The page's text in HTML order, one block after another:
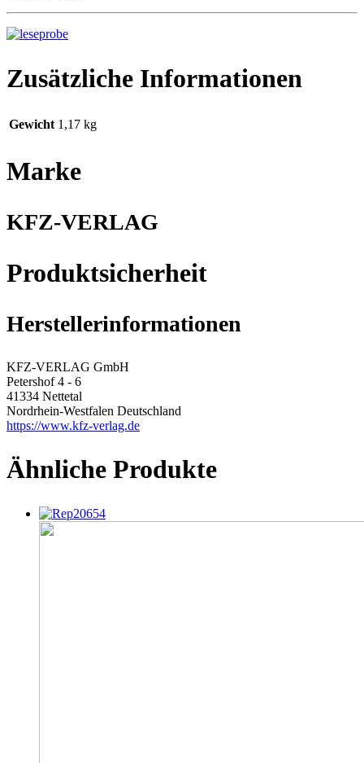
Zusätzliche Informationen
Gewicht 1,17 kg
Marke
KFZ-VERLAG
Produktsicherheit
Herstellerinformationen
KFZ-VERLAG GmbH
Petershof 4 - 6
41334 Nettetal
Nordrhein-Westfalen Deutschland
https://www.kfz-verlag.de
Ähnliche Produkte